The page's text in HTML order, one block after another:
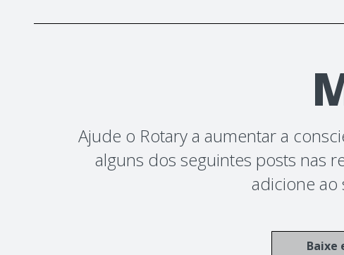
Ajude o Rotary a aumentar a
alguns dos seguintes posts nas
adicione ao
Baixe